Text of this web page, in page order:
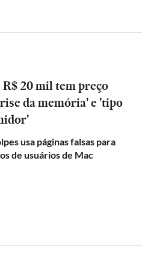
20 mil tem preço
da memória' e 'tipo
usa páginas falsas para
de usuários de Mac